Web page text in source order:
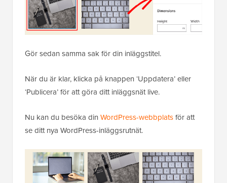
Gör sedan samma sak för din inläggstitel.
När du är klar, klicka på knappen ‘Uppdatera’ eller
‘Publicera’ för att göra ditt inläggsnät live.
Nu kan du besöka din WordPress-webbplatsför att
se ditt nya WordPress-inläggsrutnät.